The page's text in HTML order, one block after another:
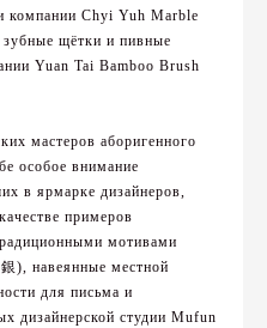
компании Chyi Yuh Marble
щётки и пивные
Yuan Tai Bamboo Brush
мастеров аборигенного
особое внимание
в ярмарке дизайнеров,
примеров
мотивами
), навеянные местной
для письма и
дизайнерской студии Mufun